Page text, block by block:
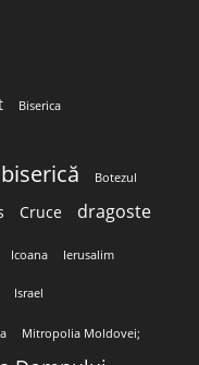
Biserica
biserică Botezul
Cruce dragoste
Icoana Ierusalim
Israel
Mitropolia Moldovei;